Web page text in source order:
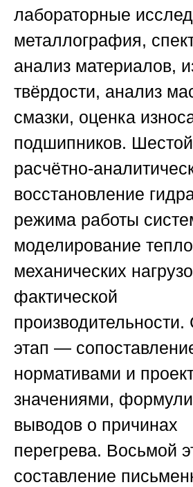
лабораторные
металлография,
анализ материалов,
твёрдости, анализ
смазки, оценка
подшипников.
расчётно-
восстановление
режима работы
моделирование
механических
фактической
производительности.
этап —
нормативами и
значениями,
выводов о причинах
перегрева. Восьмой
составление